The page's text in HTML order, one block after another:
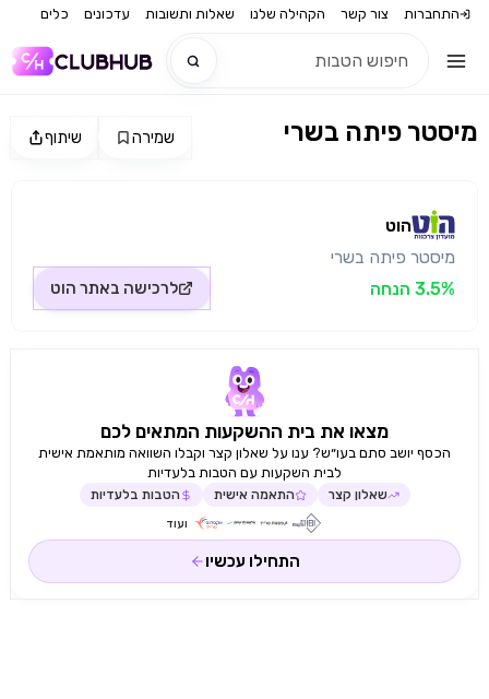
התחברות צור קשר הקהילה שלנו שאלות ותשובות עדכונים כלים
שיתוף שמירה מיסטר פיתה בשרי
הוט
מיסטר פיתה בשרי
3.5% הנחה
לרכישה באתר הוט
מצאו את בית ההשקעות המתאים לכם
הכסף יושב סתם בעו״ש? ענו על שאלון קצר וקבלו השוואה מותאמת אישית
לבית השקעות עם הטבות בלעדיות
שאלון קצר התאמה אישית הטבות בלעדיות
ועוד
התחילו עכשיו